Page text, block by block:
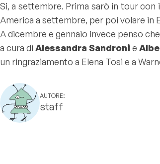
Si, a settembre. Prima sarò in tour con
America a settembre, per poi volare in
A dicembre e gennaio invece penso
a cura di Alessandra Sandroni e
un ringraziamento a Elena Tosi e a
AUTORE:
staff